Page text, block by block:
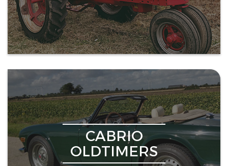
CABRIO
OLDTIMERS